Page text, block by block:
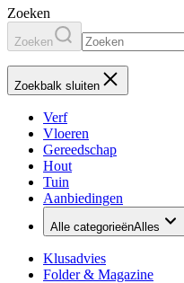
Zoeken
Zoeken
Zoekbalk sluiten
Verf
Vloeren
Gereedschap
Hout
Tuin
Aanbiedingen
Alle categorieënAlles
Klusadvies
Folder & Magazine